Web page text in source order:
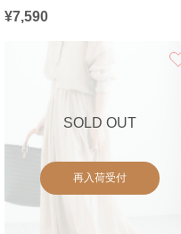
¥7,590
SOLD OUT
再入荷受付